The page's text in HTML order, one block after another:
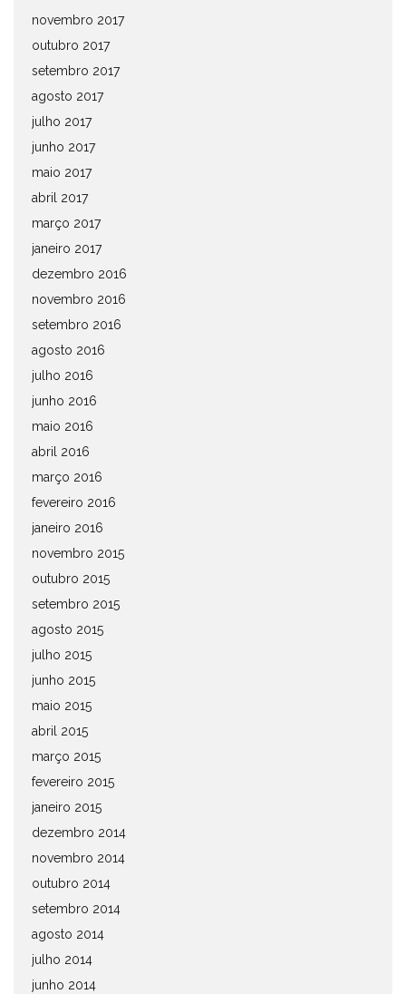
novembro 2017
outubro 2017
setembro 2017
agosto 2017
julho 2017
junho 2017
maio 2017
abril 2017
março 2017
janeiro 2017
dezembro 2016
novembro 2016
setembro 2016
agosto 2016
julho 2016
junho 2016
maio 2016
abril 2016
março 2016
fevereiro 2016
janeiro 2016
novembro 2015
outubro 2015
setembro 2015
agosto 2015
julho 2015
junho 2015
maio 2015
abril 2015
março 2015
fevereiro 2015
janeiro 2015
dezembro 2014
novembro 2014
outubro 2014
setembro 2014
agosto 2014
julho 2014
junho 2014